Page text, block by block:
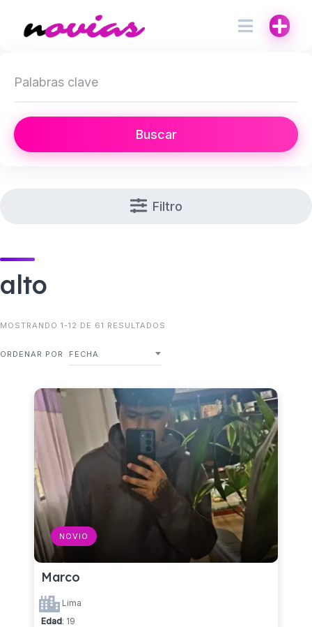
Buscar
Filtro
alto
MOSTRANDO 1-12 DE 61 RESULTADOS
ORDENAR POR FECHA
NOVIO
Marco
Lima
Edad: 19